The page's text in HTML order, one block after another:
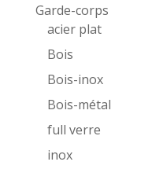
Garde-corps
acier plat
Bois
Bois-inox
Bois-métal
full verre
inox